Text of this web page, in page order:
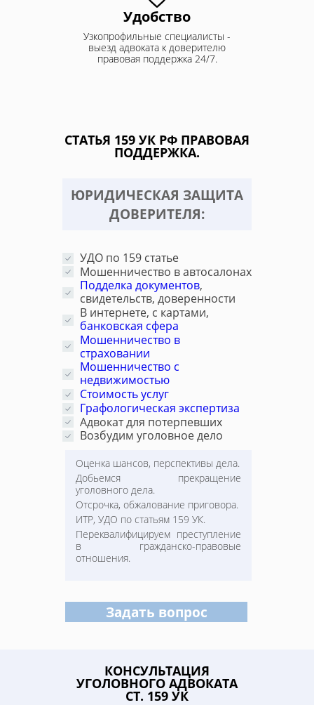
Удобство
Узкопрофильные специалисты -
выезд адвоката к доверителю
правовая поддержка 24/7.
СТАТЬЯ 159 УК РФ ПРАВОВАЯ
ПОДДЕРЖКА.
ЮРИДИЧЕСКАЯ ЗАЩИТА
ДОВЕРИТЕЛЯ:
УДО по 159 статье
Мошенничество в автосалонах
Подделка документов,
свидетельств, доверенности
В интернете, с картами,
банковская сфера
Мошенничество в
страховании
Мошенничество с
недвижимостью
Стоимость услуг
Графологическая экспертиза
Адвокат для потерпевших
Возбудим уголовное дело
Оценка шансов, перспективы дела.
Добьемся прекращение
уголовного дела.
Отсрочка, обжалование приговора.
ИТР, УДО по статьям 159 УК.
Переквалифицируем преступление
в гражданско-правовые
отношения.
Задать вопрос
КОНСУЛЬТАЦИЯ
УГОЛОВНОГО АДВОКАТА
СТ. 159 УК